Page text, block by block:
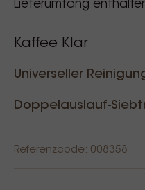
Lieferumfang
Kaffee Klar
Universeller
Doppelauslauf-
Referenzcode: 008358